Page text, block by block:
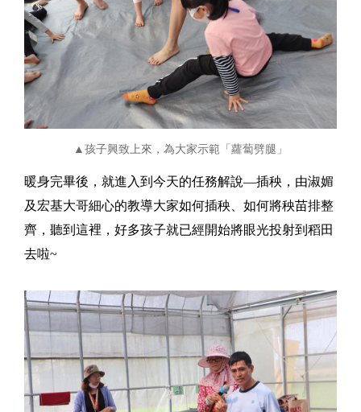
▲孩子興致上來，為大家示範「蘿蔔劈腿」
暖身完畢後，就進入到今天的任務解說—插秧，由淑媚
及宏基大哥細心的教導大家如何插秧、如何將秧苗排整
齊，聽到這裡，好多孩子就已經開始將眼光投射到稻田
去啦~